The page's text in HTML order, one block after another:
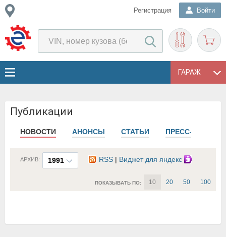
Регистрация Войти
ГАРАЖ
Публикации
НОВОСТИ АНОНСЫ СТАТЬИ ПРЕСС-РЕЛИЗЫ
1991
АРХИВ: RSS | Виджет для яндекс
ПОКАЗЫВАТЬ ПО: 10 20 50 100